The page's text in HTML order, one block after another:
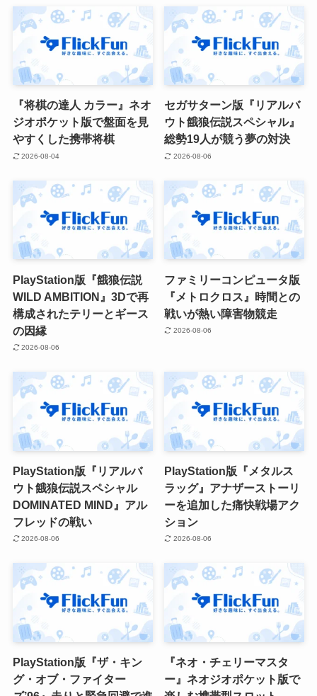
『将棋の達人 カラー』ネオ
ジオポケット版で盤面を見
やすくした携帯将棋
2026-08-04
セガサターン版『リアルバ
ウト餓狼伝説スペシャル』
総勢19人が競う夢の対決
2026-08-06
PlayStation版『餓狼伝説
WILD AMBITION』3Dで再
構成されたテリーとギース
の因縁
2026-08-06
ファミリーコンピュータ版
『メトロクロス』時間との
戦いが熱い障害物競走
2026-08-06
PlayStation版『リアルバ
ウト餓狼伝説スペシャル
DOMINATED MIND』アル
フレッドの戦い
2026-08-06
PlayStation版『メタルス
ラッグ』アナザーストーリ
ーを追加した痛快戦場アク
ション
2026-08-06
PlayStation版『ザ・キン
グ・オブ・ファイター
『ネオ・チェリーマスタ
ー』ネオジオポケット版で